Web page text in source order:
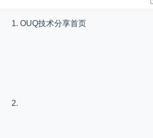
OUQ技术分享首页